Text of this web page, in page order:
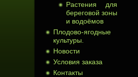
Растения для
береговой зоны
и водоёмов
Плодово-ягодные
культуры.
Новости
Условия заказа
Контакты